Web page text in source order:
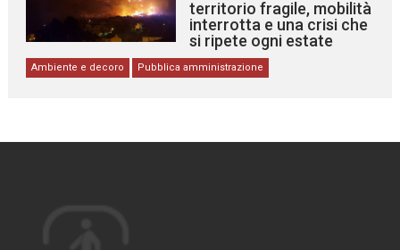
territorio fragile, mobilità
interrotta e una crisi che
si ripete ogni estate
Ambiente e decoro Pubblica amministrazione